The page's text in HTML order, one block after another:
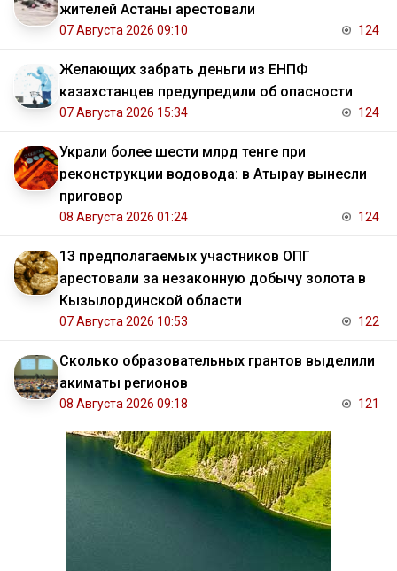
жителей Астаны арестовали
07 Августа 2026 09:10 124
Желающих забрать деньги из ЕНПФ
казахстанцев предупредили об опасности
07 Августа 2026 15:34 124
Украли более шести млрд тенге при
реконструкции водовода: в Атырау вынесли
приговор
08 Августа 2026 01:24 124
13 предполагаемых участников ОПГ
арестовали за незаконную добычу золота в
Кызылординской области
07 Августа 2026 10:53 122
Сколько образовательных грантов выделили
акиматы регионов
08 Августа 2026 09:18 121